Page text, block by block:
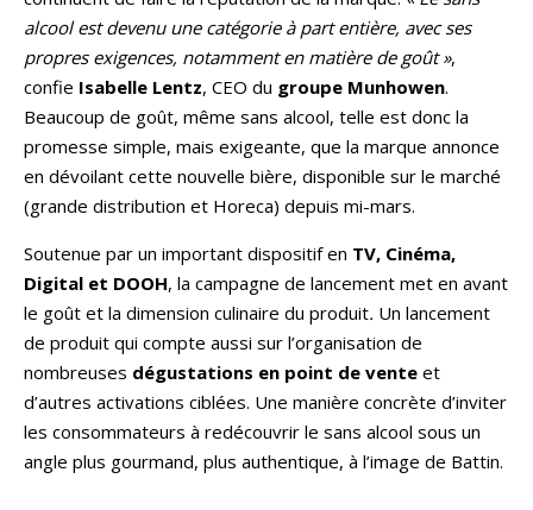
alcool est devenu une catégorie à part entière, avec ses
propres exigences, notamment en matière de goût »,
confie Isabelle Lentz, CEO du groupe Munhowen.
Beaucoup de goût, même sans alcool, telle est donc la
promesse simple, mais exigeante, que la marque annonce
en dévoilant cette nouvelle bière, disponible sur le marché
(grande distribution et Horeca) depuis mi-mars.
Soutenue par un important dispositif en TV, Cinéma,
Digital et DOOH, la campagne de lancement met en avant
le goût et la dimension culinaire du produit. Un lancement
de produit qui compte aussi sur l’organisation de
nombreuses dégustations en point de vente et
d’autres activations ciblées. Une manière concrète d’inviter
les consommateurs à redécouvrir le sans alcool sous un
angle plus gourmand, plus authentique, à l’image de Battin.